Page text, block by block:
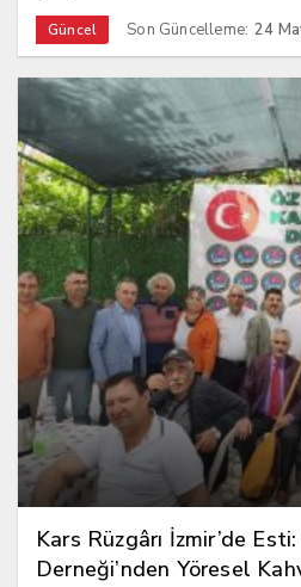
Güncel Son Güncelleme: 24
Kars Rüzgârı İzmir’de
Derneği’nden Yöresel